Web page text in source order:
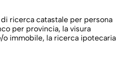
ricerca catastale per persona
per provincia, la visura
immobile, la ricerca ipotecaria